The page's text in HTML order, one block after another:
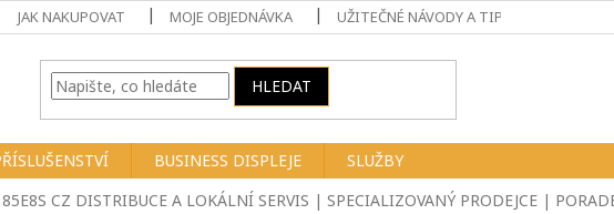
JAK NAKUPOVAT MOJE OBJEDNÁVKA UŽITEČNÉ NÁVODY A TIPY
HLEDAT
BUSINESS DISPLEJE SLUŽBY
CZ DISTRIBUCE A LOKÁLNÍ SERVIS | SPECIALIZOVANÝ PRODEJCE |